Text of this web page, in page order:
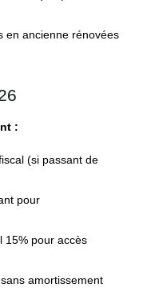
en ancienne rénovées
:
(si passant de
pour
15% pour accès
amortissement